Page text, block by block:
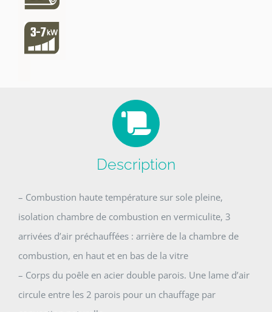
Description
– Combustion haute température sur sole pleine,
isolation chambre de combustion en vermiculite, 3
arrivées d’air préchauffées : arrière de la chambre de
combustion, en haut et en bas de la vitre
– Corps du poêle en acier double parois. Une lame d’air
circule entre les 2 parois pour un chauffage par